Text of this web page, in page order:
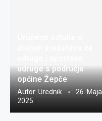
udruge s područja
općine Žepče
Autor: Urednik
26. Maja
2025.